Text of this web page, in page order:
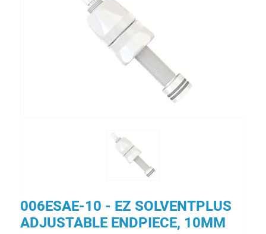
006ESAE-10 - EZ SOLVENTPLUS
ADJUSTABLE ENDPIECE, 10MM